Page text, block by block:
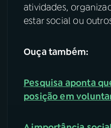
atividades,
estar social ou
Ouça também:
Pesquisa aponta
posição em